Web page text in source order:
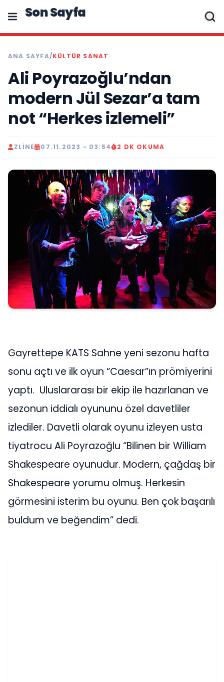
Son Sayfa
ANA SAYFA/KÜLTÜR SANAT
Ali Poyrazoğlu’ndan
modern Jül Sezar’a tam
not “Herkes izlemeli”
ZLINE 07.11.2023 - 03:54 2 DK OKUMA
Gayrettepe KATS Sahne yeni sezonu hafta
sonu açtı ve ilk oyun “Caesar”ın prömiyerini
yaptı. Uluslararası bir ekip ile hazırlanan ve
sezonun iddialı oyununu özel davetliler
izlediler. Davetli olarak oyunu izleyen usta
tiyatrocu Ali Poyrazoğlu “Bilinen bir William
Shakespeare oyunudur. Modern, çağdaş bir
Shakespeare yorumu olmuş. Herkesin
görmesini isterim bu oyunu. Ben çok başarılı
buldum ve beğendim” dedi.